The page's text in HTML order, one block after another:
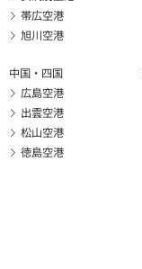
帯広空港
旭川空港
中国・四国
広島空港
出雲空港
松山空港
徳島空港